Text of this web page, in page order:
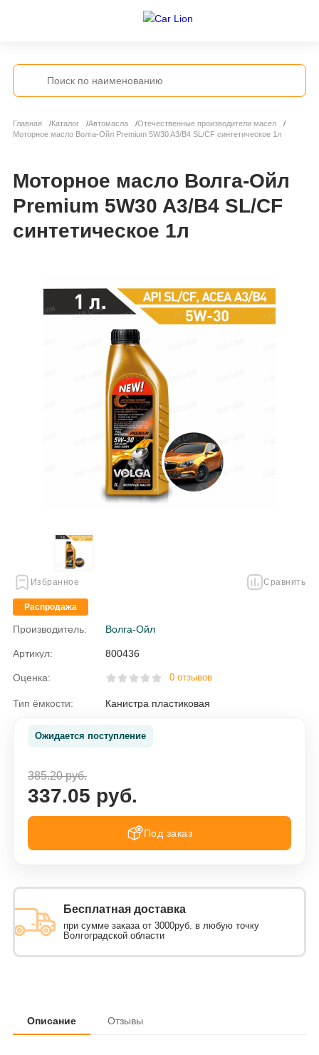
Главная Каталог Автомасла
Отечественные производители масел
Моторное масло Волга-Ойл Premium 5W30 A3/B4 SL/CF синтетическое 1л
Моторное масло Волга-Ойл
Premium 5W30 A3/B4 SL/CF
синтетическое 1л
Избранное Сравнить
Распродажа
Производитель: Волга-Ойл
Артикул: 800436
Оценка: 0 отзывов
Тип ёмкости: Канистра пластиковая
Ожидается поступление
385.20 руб.
337.05 руб.
Под заказ
Бесплатная доставка
при сумме заказа от 3000руб. в любую точку
Волгоградской области
Описание Отзывы